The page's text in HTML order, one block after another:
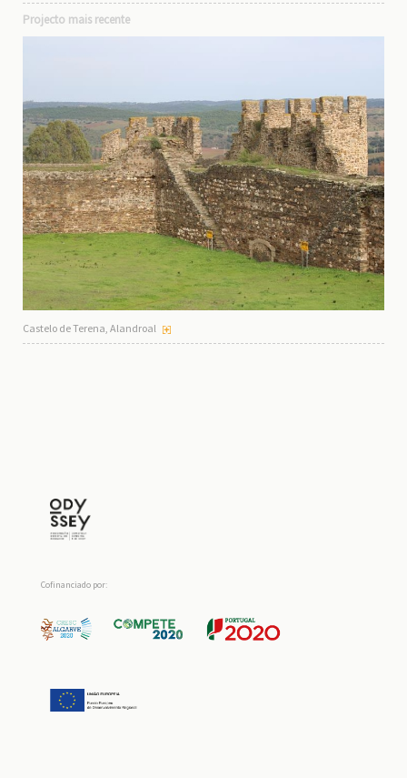
Projecto mais recente
Castelo de Terena, Alandroal
Cofinanciado por: